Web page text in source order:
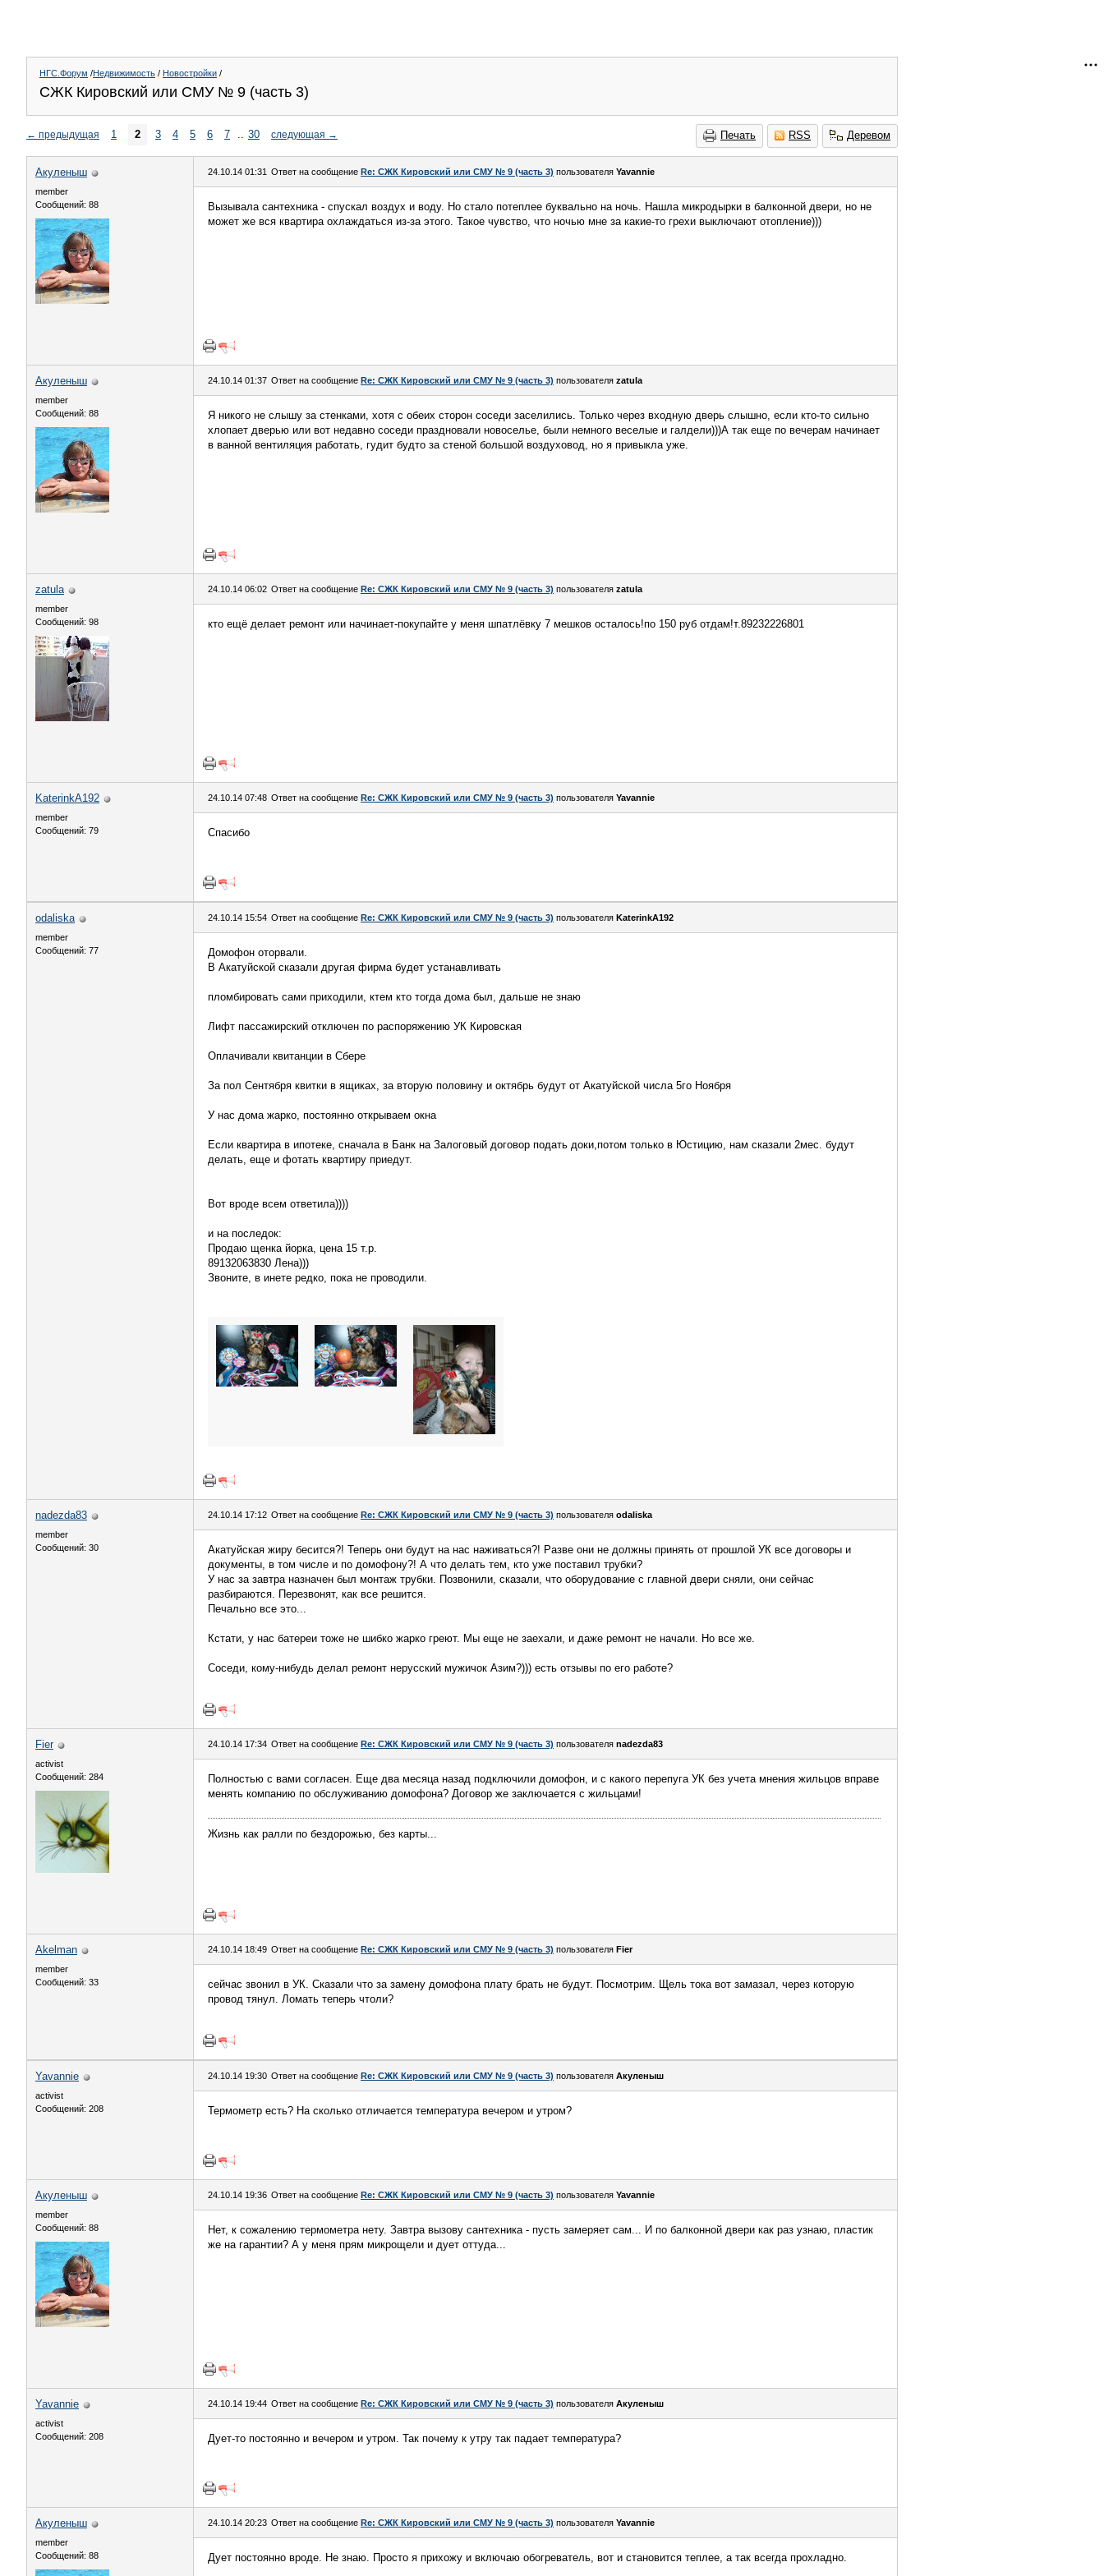
НГС.Форум /Недвижимость / Новостройки /
СЖК Кировский или СМУ № 9 (часть 3)
Печать RSS Деревом
← предыдущая 1 2 3 4 5 6 7 .. 30 следующая →
Акуленыш
member
Сообщений: 88
24.10.14 01:31 Ответ на сообщение Re: СЖК Кировский или СМУ № 9 (часть 3) пользователя Yavannie
Вызывала сантехника - спускал воздух и воду. Но стало потеплее буквально на ночь. Нашла микродырки в балконной двери, но не
может же вся квартира охлаждаться из-за этого. Такое чувство, что ночью мне за какие-то грехи выключают отопление)))
Акуленыш
member
Сообщений: 88
24.10.14 01:37 Ответ на сообщение Re: СЖК Кировский или СМУ № 9 (часть 3) пользователя zatula
Я никого не слышу за стенками, хотя с обеих сторон соседи заселились. Только через входную дверь слышно, если кто-то сильно
хлопает дверью или вот недавно соседи праздновали новоселье, были немного веселые и галдели)))А так еще по вечерам начинает
в ванной вентиляция работать, гудит будто за стеной большой воздуховод, но я привыкла уже.
zatula
member
Сообщений: 98
24.10.14 06:02 Ответ на сообщение Re: СЖК Кировский или СМУ № 9 (часть 3) пользователя zatula
кто ещё делает ремонт или начинает-покупайте у меня шпатлёвку 7 мешков осталось!по 150 руб отдам!т.89232226801
KaterinkA192
member
Сообщений: 79
24.10.14 07:48 Ответ на сообщение Re: СЖК Кировский или СМУ № 9 (часть 3) пользователя Yavannie
Спасибо
odaliska
member
Сообщений: 77
24.10.14 15:54 Ответ на сообщение Re: СЖК Кировский или СМУ № 9 (часть 3) пользователя KaterinkA192
Домофон оторвали.
В Акатуйской сказали другая фирма будет устанавливать
пломбировать сами приходили, ктем кто тогда дома был, дальше не знаю
Лифт пассажирский отключен по распоряжению УК Кировская
Оплачивали квитанции в Сбере
За пол Сентября квитки в ящиках, за вторую половину и октябрь будут от Акатуйской числа 5го Ноября
У нас дома жарко, постоянно открываем окна
Если квартира в ипотеке, сначала в Банк на Залоговый договор подать доки,потом только в Юстицию, нам сказали 2мес. будут
делать, еще и фотать квартиру приедут.
Вот вроде всем ответила))))
и на последок:
Продаю щенка йорка, цена 15 т.р.
89132063830 Лена)))
Звоните, в инете редко, пока не проводили.
nadezda83
member
Сообщений: 30
24.10.14 17:12 Ответ на сообщение Re: СЖК Кировский или СМУ № 9 (часть 3) пользователя odaliska
Акатуйская жиру бесится?! Теперь они будут на нас наживаться?! Разве они не должны принять от прошлой УК все договоры и
документы, в том числе и по домофону?! А что делать тем, кто уже поставил трубки?
У нас за завтра назначен был монтаж трубки. Позвонили, сказали, что оборудование с главной двери сняли, они сейчас
разбираются. Перезвонят, как все решится.
Печально все это...
Кстати, у нас батереи тоже не шибко жарко греют. Мы еще не заехали, и даже ремонт не начали. Но все же.
Соседи, кому-нибудь делал ремонт нерусский мужичок Азим?))) есть отзывы по его работе?
Fier
activist
Сообщений: 284
24.10.14 17:34 Ответ на сообщение Re: СЖК Кировский или СМУ № 9 (часть 3) пользователя nadezda83
Полностью с вами согласен. Еще два месяца назад подключили домофон, и с какого перепуга УК без учета мнения жильцов вправе
менять компанию по обслуживанию домофона? Договор же заключается с жильцами!
Жизнь как ралли по бездорожью, без карты...
Akelman
member
Сообщений: 33
24.10.14 18:49 Ответ на сообщение Re: СЖК Кировский или СМУ № 9 (часть 3) пользователя Fier
сейчас звонил в УК. Сказали что за замену домофона плату брать не будут. Посмотрим. Щель тока вот замазал, через которую
провод тянул. Ломать теперь чтоли?
Yavannie
activist
Сообщений: 208
24.10.14 19:30 Ответ на сообщение Re: СЖК Кировский или СМУ № 9 (часть 3) пользователя Акуленыш
Термометр есть? На сколько отличается температура вечером и утром?
Акуленыш
member
Сообщений: 88
24.10.14 19:36 Ответ на сообщение Re: СЖК Кировский или СМУ № 9 (часть 3) пользователя Yavannie
Нет, к сожалению термометра нету. Завтра вызову сантехника - пусть замеряет сам... И по балконной двери как раз узнаю, пластик
же на гарантии? А у меня прям микрощели и дует оттуда...
Yavannie
activist
Сообщений: 208
24.10.14 19:44 Ответ на сообщение Re: СЖК Кировский или СМУ № 9 (часть 3) пользователя Акуленыш
Дует-то постоянно и вечером и утром. Так почему к утру так падает температура?
Акуленыш
member
Сообщений: 88
24.10.14 20:23 Ответ на сообщение Re: СЖК Кировский или СМУ № 9 (часть 3) пользователя Yavannie
Дует постоянно вроде. Не знаю. Просто я прихожу и включаю обогреватель, вот и становится теплее, а так всегда прохладно.